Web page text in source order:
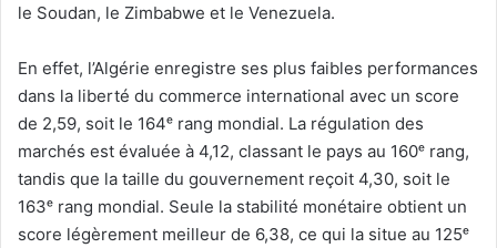
le Soudan, le Zimbabwe et le Venezuela.
En effet, l’Algérie enregistre ses plus faibles performances
dans la liberté du commerce international avec un score
de 2,59, soit le 164ᵉ rang mondial. La régulation des
marchés est évaluée à 4,12, classant le pays au 160ᵉ rang,
tandis que la taille du gouvernement reçoit 4,30, soit le
163ᵉ rang mondial. Seule la stabilité monétaire obtient un
score légèrement meilleur de 6,38, ce qui la situe au 125ᵉ